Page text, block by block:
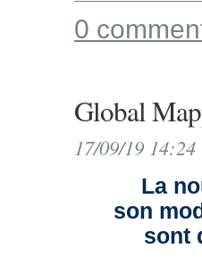
0
Global
17/09/19
La
son
sont